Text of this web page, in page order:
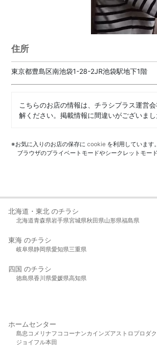
住所
東京都豊島区南池袋1-28-2JR池袋駅地下1階
こちらのお店の情報は、チラシプラス運営
解ください。掲載情報に間違いがございま
※お気に入りのお店の保存に cookie を利用しています。
ブラウザのプライベートモードやシークレットモー
北海道・東北 のチラシ
北海道青森県岩手県宮城県秋田県山形県福島県
東海 のチラシ
岐阜県静岡県愛知県三重県
四国 のチラシ
徳島県香川県愛媛県高知県
ホームセンター
島忠 コメリ ナフコ コーナンカインズアストロプロダ
ジョイフル本田